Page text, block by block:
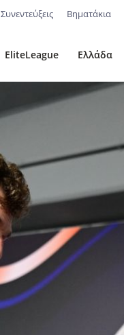
Συνεντεύξεις Βηματάκια
EliteLeague Ελλάδα